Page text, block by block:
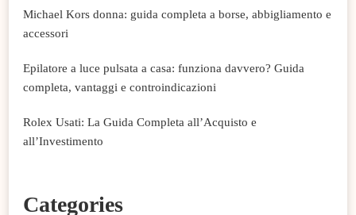
Michael Kors donna: guida completa a borse, abbigliamento e
accessori
Epilatore a luce pulsata a casa: funziona davvero? Guida
completa, vantaggi e controindicazioni
Rolex Usati: La Guida Completa all’Acquisto e
all’Investimento
Categories